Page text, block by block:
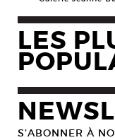
LES
S’ABONNER À